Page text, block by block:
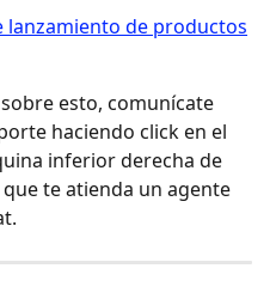
lanzamiento de productos
esto, comunícate
haciendo click en el
inferior derecha de
te atienda un agente